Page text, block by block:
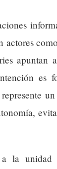
actores
apuntan
es
la unidad